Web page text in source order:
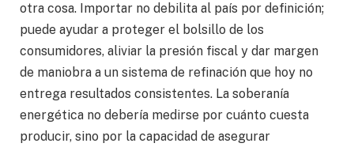
otra cosa. Importar no debilita al país por definición;
puede ayudar a proteger el bolsillo de los
consumidores, aliviar la presión fiscal y dar margen
de maniobra a un sistema de refinación que hoy no
entrega resultados consistentes. La soberanía
energética no debería medirse por cuánto cuesta
producir, sino por la capacidad de asegurar